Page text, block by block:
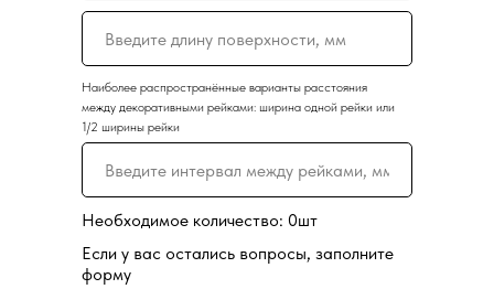
Наиболее распространённые варианты расстояния
между декоративными рейками: ширина одной рейки или
1/2 ширины рейки
Необходимое количество: 0шт
Если у вас остались вопросы, заполните
форму